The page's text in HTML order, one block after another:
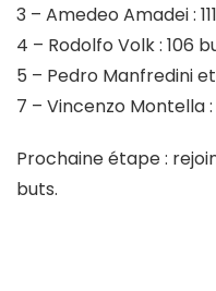
3 – Amedeo Amadei :
4 – Rodolfo Volk : 106
5 – Pedro Manfredini et
7 – Vincenzo Montella :
Prochaine étape :
buts.